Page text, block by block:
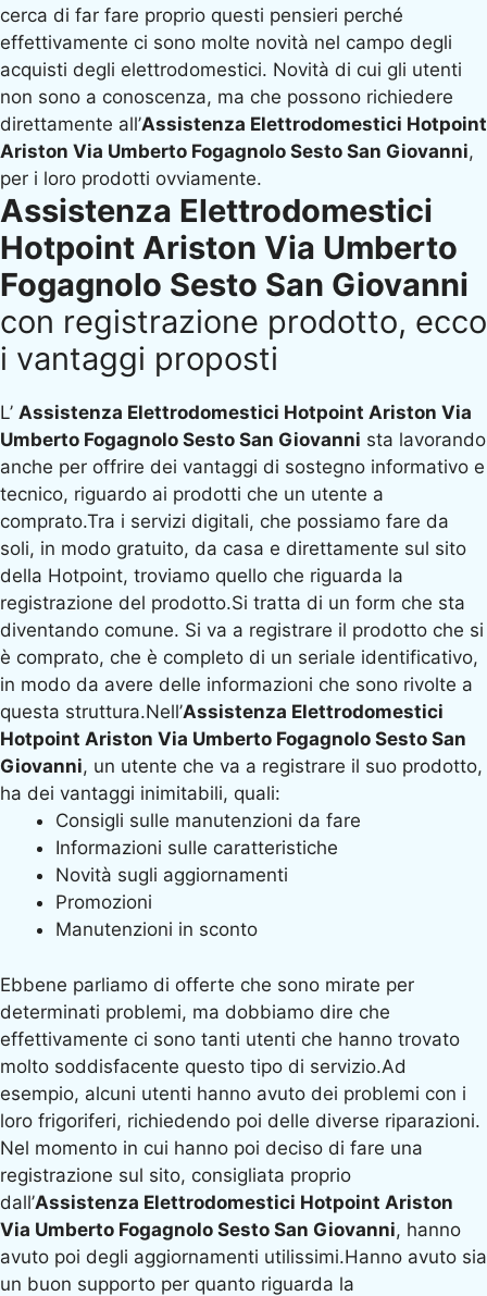
cerca di far fare proprio questi pensieri perché
effettivamente ci sono molte novità nel campo degli
acquisti degli elettrodomestici. Novità di cui gli utenti
non sono a conoscenza, ma che possono richiedere
direttamente all’Assistenza Elettrodomestici Hotpoint
Ariston Via Umberto Fogagnolo Sesto San Giovanni,
per i loro prodotti ovviamente.
Assistenza Elettrodomestici
Hotpoint Ariston Via Umberto
Fogagnolo Sesto San Giovanni
con registrazione prodotto, ecco
i vantaggi proposti
L’ Assistenza Elettrodomestici Hotpoint Ariston Via
Umberto Fogagnolo Sesto San Giovanni sta lavorando
anche per offrire dei vantaggi di sostegno informativo e
tecnico, riguardo ai prodotti che un utente a
comprato.Tra i servizi digitali, che possiamo fare da
soli, in modo gratuito, da casa e direttamente sul sito
della Hotpoint, troviamo quello che riguarda la
registrazione del prodotto.Si tratta di un form che sta
diventando comune. Si va a registrare il prodotto che si
è comprato, che è completo di un seriale identificativo,
in modo da avere delle informazioni che sono rivolte a
questa struttura.Nell’Assistenza Elettrodomestici
Hotpoint Ariston Via Umberto Fogagnolo Sesto San
Giovanni, un utente che va a registrare il suo prodotto,
ha dei vantaggi inimitabili, quali:
Consigli sulle manutenzioni da fare
Informazioni sulle caratteristiche
Novità sugli aggiornamenti
Promozioni
Manutenzioni in sconto
Ebbene parliamo di offerte che sono mirate per
determinati problemi, ma dobbiamo dire che
effettivamente ci sono tanti utenti che hanno trovato
molto soddisfacente questo tipo di servizio.Ad
esempio, alcuni utenti hanno avuto dei problemi con i
loro frigoriferi, richiedendo poi delle diverse riparazioni.
Nel momento in cui hanno poi deciso di fare una
registrazione sul sito, consigliata proprio
dall’Assistenza Elettrodomestici Hotpoint Ariston
Via Umberto Fogagnolo Sesto San Giovanni, hanno
avuto poi degli aggiornamenti utilissimi.Hanno avuto sia
un buon supporto per quanto riguarda la